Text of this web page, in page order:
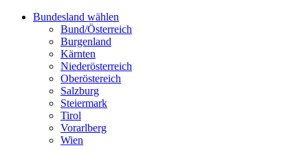
Bundesland wählen
Bund/Österreich
Burgenland
Kärnten
Niederösterreich
Oberöstereich
Salzburg
Steiermark
Tirol
Vorarlberg
Wien